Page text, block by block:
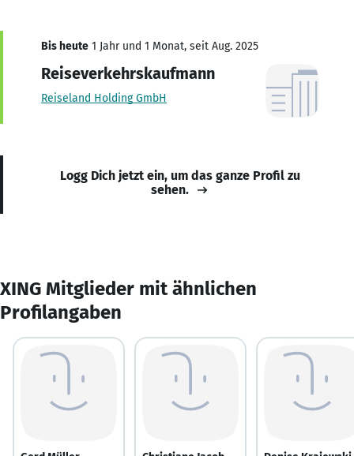
Bis heute 1 Jahr und 1 Monat, seit Aug. 2025
Reiseverkehrskaufmann
Reiseland Holding GmbH
Logg Dich jetzt ein, um das ganze Profil zu
sehen.
XING Mitglieder mit ähnlichen
Profilangaben